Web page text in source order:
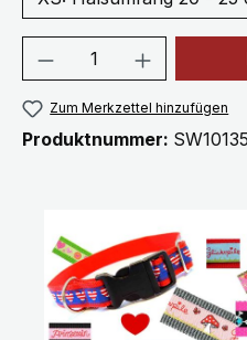
Produkt Anzahl:
Zum Merkzettel hinzufügen
Produktnummer: